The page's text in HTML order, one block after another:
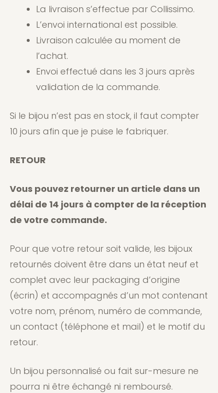
La livraison s’effectue par Collissimo.
L’envoi international est possible.
Livraison calculée au moment de
l’achat.
Envoi effectué dans les 3 jours après
validation de la commande.
Si le bijou n’est pas en stock, il faut compter
10 jours afin que je puise le fabriquer.
RETOUR
Vous pouvez retourner un article dans un
délai de 14 jours à compter de la réception
de votre commande.
Pour que votre retour soit valide, les bijoux
retournés doivent être dans un état neuf et
complet avec leur packaging d’origine
(écrin) et accompagnés d’un mot contenant
votre nom, prénom, numéro de commande,
un contact (téléphone et mail) et le motif du
retour.
Un bijou personnalisé ou fait sur-mesure ne
pourra ni être échangé ni remboursé.